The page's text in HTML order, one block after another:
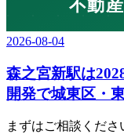
2026-08-04
森之宮新駅は
開発で城東区・
まずはご相談くださ